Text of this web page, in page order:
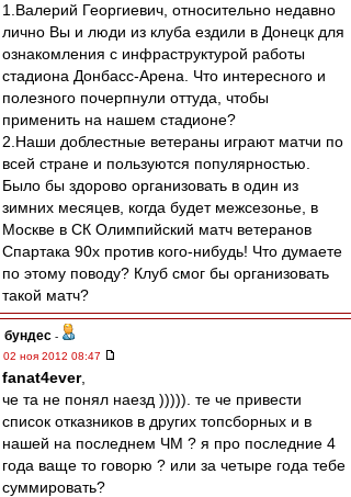
1.Валерий Георгиевич, относительно недавно
лично Вы и люди из клуба ездили в Донецк для
ознакомления с инфраструктурой работы
стадиона Донбасс-Арена. Что интересного и
полезного почерпнули оттуда, чтобы
применить на нашем стадионе?
2.Наши доблестные ветераны играют матчи по
всей стране и пользуются популярностью.
Было бы здорово организовать в один из
зимних месяцев, когда будет межсезонье, в
Москве в СК Олимпийский матч ветеранов
Спартака 90х против кого-нибудь! Что думаете
по этому поводу? Клуб смог бы организовать
такой матч?
бундес -
02 ноя 2012 08:47
fanat4ever,
че та не понял наезд ))))). те че привести
список отказников в других топсборных и в
нашей на последнем ЧМ ? я про последние 4
года ваще то говорю ? или за четыре года тебе
суммировать?